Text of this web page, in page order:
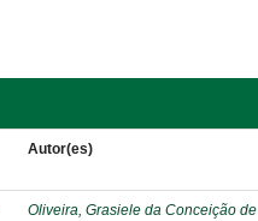
Autor(es)
Oliveira, Grasiele da Conceição de